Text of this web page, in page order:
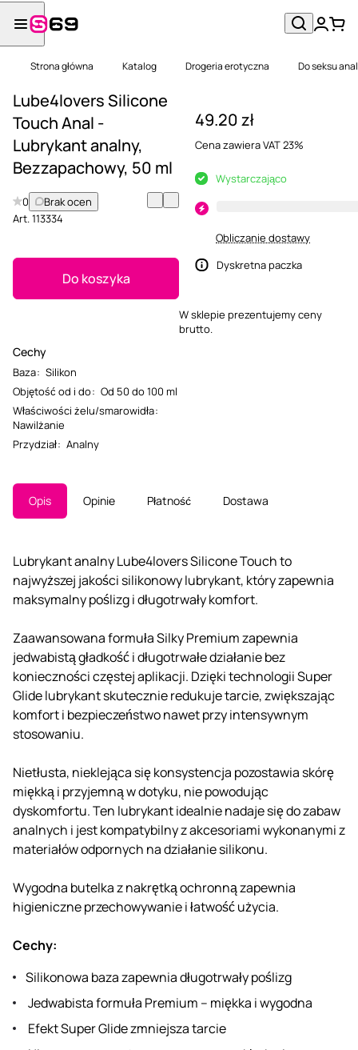
Strona główna Katalog Drogeria erotyczna Do seksu
Lube4lovers Silicone
Touch Anal -
Lubrykant analny,
Bezzapachowy, 50 ml
0
Brak ocen
Art.113334
Do koszyka
Cechy
Baza: Silikon
Objętość od i do: Od 50 do 100 ml
Właściwości żelu/smarowidła:
Nawilżanie
Przydział: Analny
49.20 zł
Cena zawiera VAT 23%
Wystarczająco
Obliczanie dostawy
Dyskretna paczka
W sklepie prezentujemy ceny
brutto.
Opis Opinie Płatność Dostawa
Lubrykant analny Lube4lovers Silicone Touch to
najwyższej jakości silikonowy lubrykant, który zapewnia
maksymalny poślizg i długotrwały komfort.
Zaawansowana formuła Silky Premium zapewnia
jedwabistą gładkość i długotrwałe działanie bez
konieczności częstej aplikacji. Dzięki technologii Super
Glide lubrykant skutecznie redukuje tarcie, zwiększając
komfort i bezpieczeństwo nawet przy intensywnym
stosowaniu.
Nietłusta, nieklejąca się konsystencja pozostawia skórę
miękką i przyjemną w dotyku, nie powodując
dyskomfortu. Ten lubrykant idealnie nadaje się do zabaw
analnych i jest kompatybilny z akcesoriami wykonanymi z
materiałów odpornych na działanie silikonu.
Wygodna butelka z nakrętką ochronną zapewnia
higieniczne przechowywanie i łatwość użycia.
Cechy:
Silikonowa baza zapewnia długotrwały poślizg
Jedwabista formuła Premium – miękka i wygodna
Efekt Super Glide zmniejsza tarcie